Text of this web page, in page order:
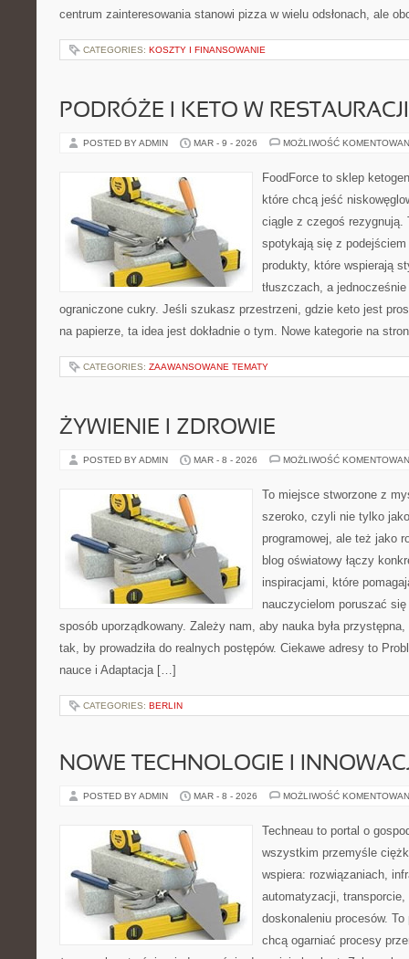
centrum zainteresowania stanowi pizza w wielu odsłonach, ale
CATEGORIES: KOSZTY I FINANSOWANIE
PODRÓŻE I KETO W RESTAURACJI
POSTED BY ADMIN MAR - 9 - 2026 MOŻLIWOŚĆ
FoodForce to sklep
które chcą jeść
ciągle z czegoś
spotykają się z
produkty, które wspierają
tłuszczach, a
ograniczone cukry. Jeśli szukasz przestrzeni, gdzie keto jest
na papierze, ta idea jest dokładnie o tym. Nowe kategorie na
CATEGORIES: ZAAWANSOWANE TEMATY
ŻYWIENIE I ZDROWIE
POSTED BY ADMIN MAR - 8 - 2026 MOŻLIWOŚĆ
To miejsce stworzone z
szeroko, czyli nie tylko
programowej, ale też jako
blog oświatowy łączy
inspiracjami, które
nauczycielom poruszać
sposób uporządkowany. Zależy nam, aby nauka była
tak, by prowadziła do realnych postępów. Ciekawe adresy to
nauce i Adaptacja […]
CATEGORIES: BERLIN
NOWE TECHNOLOGIE I
POSTED BY ADMIN MAR - 8 - 2026 MOŻLIWOŚĆ
Techneau to portal o
wszystkim przemyśle
wspiera: rozwiązaniach,
automatyzacji,
doskonaleniu procesów.
chcą ogarniać procesy